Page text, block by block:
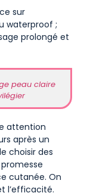
sur
waterproof ;
prolongé et
peau claire
attention
après un
choisir des
cutanée. On
l’efficacité.